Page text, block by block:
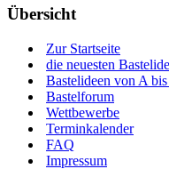
Übersicht
Zur Startseite
die neuesten
Bastelideen von A
Bastelforum
Wettbewerbe
Terminkalender
FAQ
Impressum